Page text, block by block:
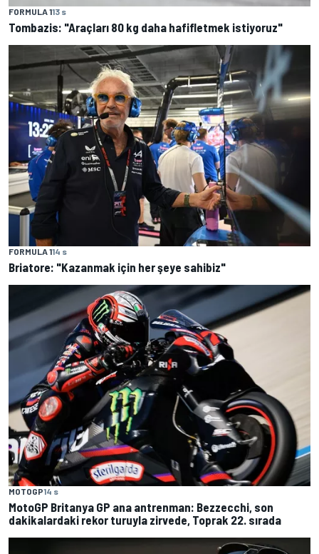
FORMULA 113 s
Tombazis: "Araçları 80 kg daha hafifletmek istiyoruz"
FORMULA 114 s
Briatore: "Kazanmak için her şeye sahibiz"
MOTOGP14 s
MotoGP Britanya GP ana antrenman: Bezzecchi, son
dakikalardaki rekor turuyla zirvede, Toprak 22. sırada